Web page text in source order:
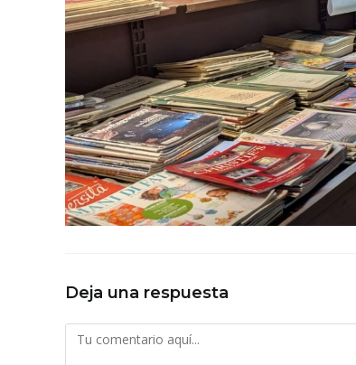
Deja una respuesta
Comentario